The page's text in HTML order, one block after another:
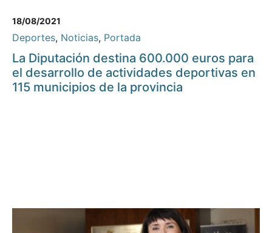
18/08/2021
Deportes, Noticias, Portada
La Diputación destina 600.000 euros para
el desarrollo de actividades deportivas en
115 municipios de la provincia